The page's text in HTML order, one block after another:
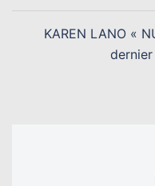
KAREN LANO «